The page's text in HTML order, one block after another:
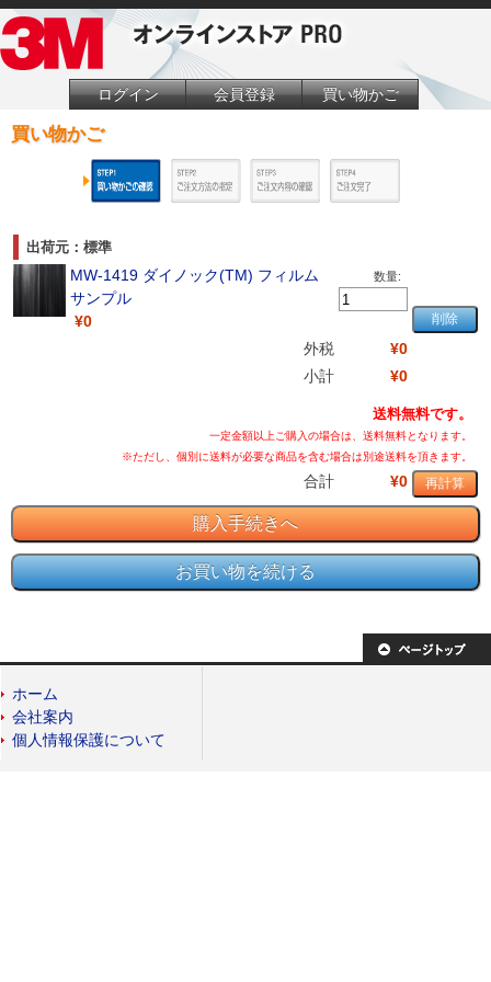
ログイン 会員登録 買い物かご
買い物かご
出荷元：標準
MW-1419 ダイノック(TM) フィルム
サンプル
¥0
数量:
外税
¥0
小計
¥0
送料無料です。
一定金額以上ご購入の場合は、送料無料となります。
※ただし、個別に送料が必要な商品を含む場合は別途送料を頂きます。
合計 ¥0
ホーム
会社案内
個人情報保護について